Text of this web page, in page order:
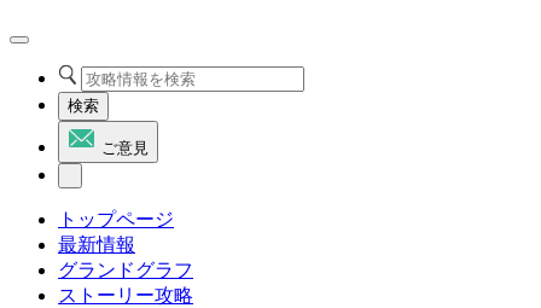
検索
ご意見
トップページ
最新情報
グランドグラフ
ストーリー攻略